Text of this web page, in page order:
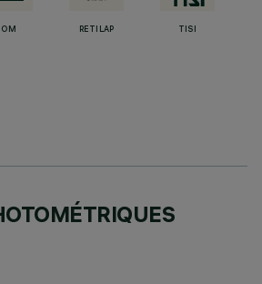
RETILAP TISI